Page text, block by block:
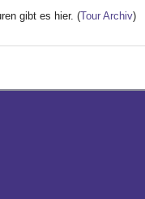
gibt es hier. (Tour Archiv)